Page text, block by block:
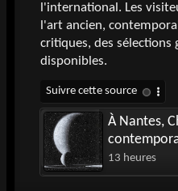
l'international. Les
l'art ancien,
critiques, des
disponibles.
À Nantes,
13 heures